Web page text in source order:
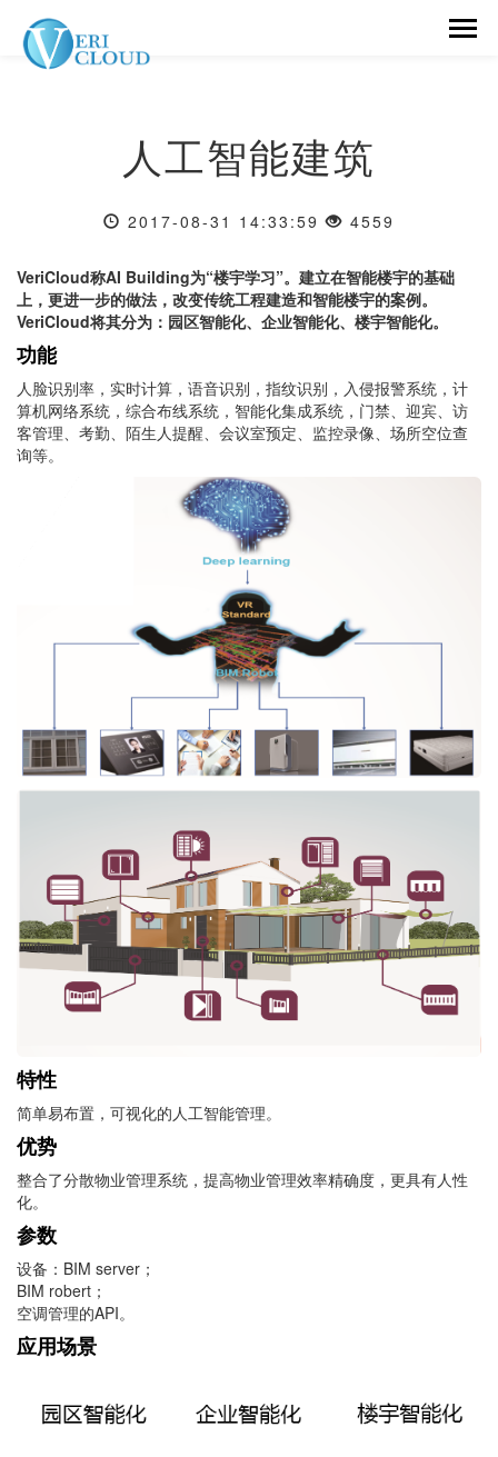
人工智能建筑
2017-08-31 14:33:59 4559
VeriCloud称AI Building为“楼宇学习”。建立在智能楼宇的基础
上，更进一步的做法，改变传统工程建造和智能楼宇的案例。
VeriCloud将其分为：园区智能化、企业智能化、楼宇智能化。
功能
人脸识别率，实时计算，语音识别，指纹识别，入侵报警系统，计
算机网络系统，综合布线系统，智能化集成系统，门禁、迎宾、访
客管理、考勤、陌生人提醒、会议室预定、监控录像、场所空位查
询等。
特性
简单易布置，可视化的人工智能管理。
优势
整合了分散物业管理系统，提高物业管理效率精确度，更具有人性
化。
参数
设备：BIM server；
BIM robert；
空调管理的API。
应用场景